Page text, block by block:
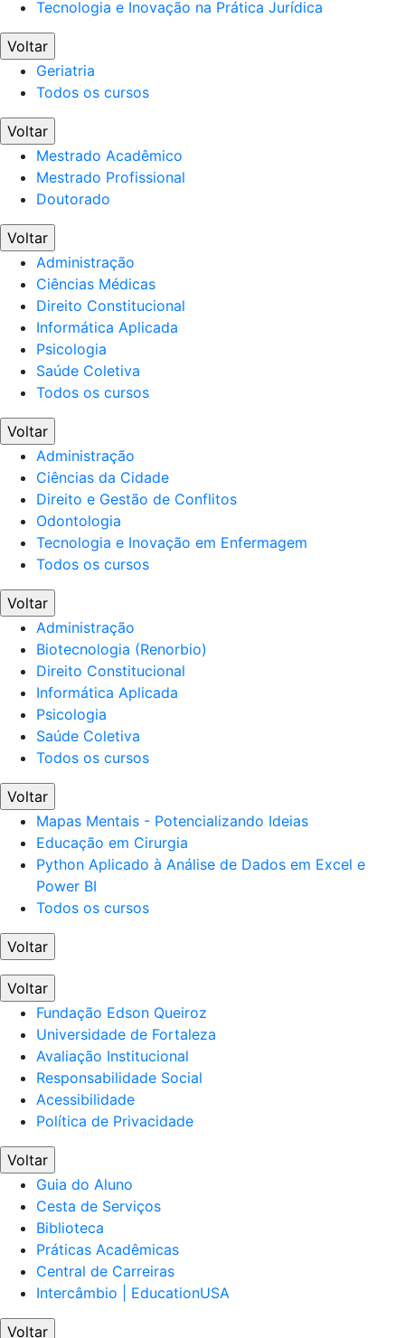
Tecnologia e Inovação na Prática Jurídica
Voltar
Geriatria
Todos os cursos
Voltar
Mestrado Acadêmico
Mestrado Profissional
Doutorado
Voltar
Administração
Ciências Médicas
Direito Constitucional
Informática Aplicada
Psicologia
Saúde Coletiva
Todos os cursos
Voltar
Administração
Ciências da Cidade
Direito e Gestão de Conflitos
Odontologia
Tecnologia e Inovação em Enfermagem
Todos os cursos
Voltar
Administração
Biotecnologia (Renorbio)
Direito Constitucional
Informática Aplicada
Psicologia
Saúde Coletiva
Todos os cursos
Voltar
Mapas Mentais - Potencializando Ideias
Educação em Cirurgia
Python Aplicado à Análise de Dados em Excel e
Power BI
Todos os cursos
Voltar
Voltar
Fundação Edson Queiroz
Universidade de Fortaleza
Avaliação Institucional
Responsabilidade Social
Acessibilidade
Política de Privacidade
Voltar
Guia do Aluno
Cesta de Serviços
Biblioteca
Práticas Acadêmicas
Central de Carreiras
Intercâmbio | EducationUSA
Voltar